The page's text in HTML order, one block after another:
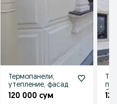
Термопанели,
утепление, фасад
120 000 сум